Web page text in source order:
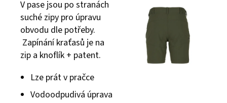
V pase jsou po stranách
suché zipy pro úpravu
obvodu dle potřeby.
Zapínání kraťasů je na
zip a knoflík + patent.
Lze prát v pračce
Vodoodpudivá úprava